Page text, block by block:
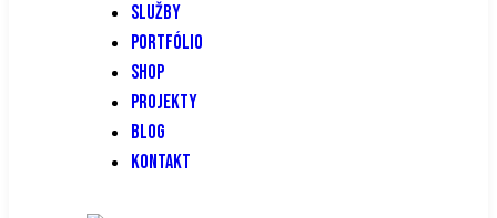
SLUŽBY
PORTFÓLIO
SHOP
PROJEKTY
BLOG
KONTAKT